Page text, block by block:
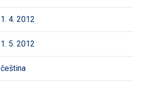
1. 4. 2012
1. 5. 2012
čeština